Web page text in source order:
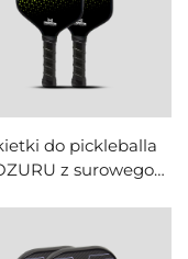
powierzchnia)
do pickleballa
z surowego
plastra miodu